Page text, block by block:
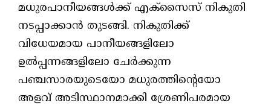
മധുരപാനീയങ്ങള്‍ക്ക് എക്‌സൈസ് നികുതി
നടപ്പാക്കാന്‍ തുടങ്ങി. നികുതിക്ക്
വിധേയമായ പാനീയങ്ങളിലോ
ഉല്‍പ്പന്നങ്ങളിലോ ചേര്‍ക്കുന്ന
പഞ്ചസാരയുടെയോ മധുരത്തിന്റെയോ
അളവ് അടിസ്ഥാനമാക്കി ശ്രേണിപരമായ